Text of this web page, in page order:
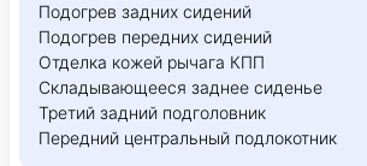
Подогрев задних сидений
Подогрев передних сидений
Отделка кожей рычага КПП
Складывающееся заднее сиденье
Третий задний подголовник
Передний центральный подлокотник